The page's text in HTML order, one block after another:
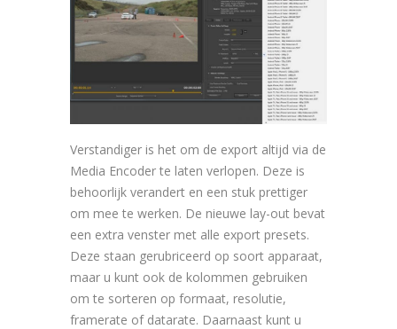
Verstandiger is het om de export altijd via de
Media Encoder te laten verlopen. Deze is
behoorlijk verandert en een stuk prettiger
om mee te werken. De nieuwe lay-out bevat
een extra venster met alle export presets.
Deze staan gerubriceerd op soort apparaat,
maar u kunt ook de kolommen gebruiken
om te sorteren op formaat, resolutie,
framerate of datarate. Daarnaast kunt u